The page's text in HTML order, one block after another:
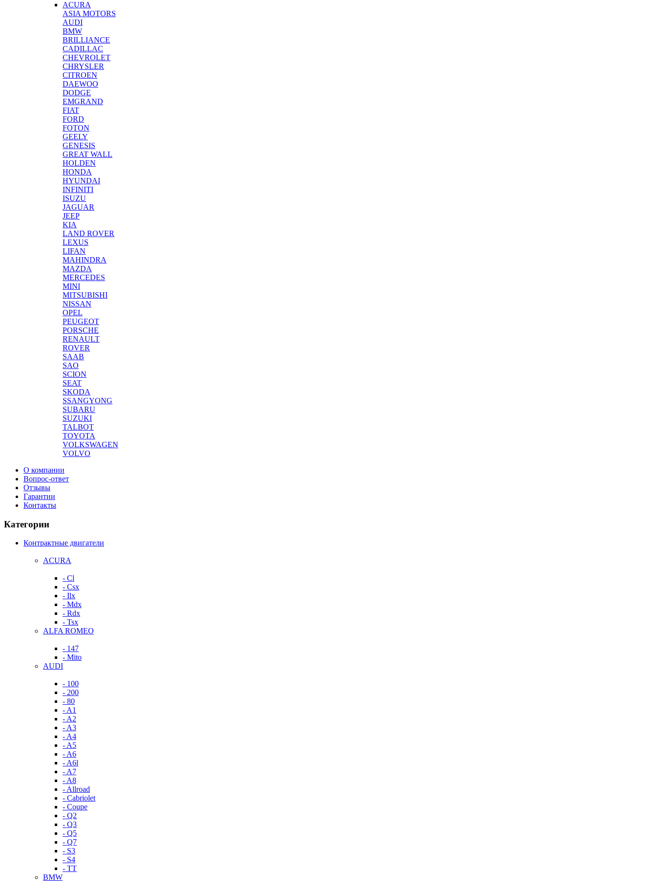
ACURA
ASIA MOTORS
AUDI
BMW
BRILLIANCE
CADILLAC
CHEVROLET
CHRYSLER
CITROEN
DAEWOO
DODGE
EMGRAND
FIAT
FORD
FOTON
GEELY
GENESIS
GREAT WALL
HOLDEN
HONDA
HYUNDAI
INFINITI
ISUZU
JAGUAR
JEEP
KIA
LAND ROVER
LEXUS
LIFAN
MAHINDRA
MAZDA
MERCEDES
MINI
MITSUBISHI
NISSAN
OPEL
PEUGEOT
PORSCHE
RENAULT
ROVER
SAAB
SAO
SCION
SEAT
SKODA
SSANGYONG
SUBARU
SUZUKI
TALBOT
TOYOTA
VOLKSWAGEN
VOLVO
О компании
Вопрос-ответ
Отзывы
Гарантии
Контакты
Категории
Контрактные двигатели
ACURA
- Cl
- Csx
- Ilx
- Mdx
- Rdx
- Tsx
ALFA ROMEO
- 147
- Mito
AUDI
- 100
- 200
- 80
- A1
- A2
- A3
- A4
- A5
- A6
- A6l
- A7
- A8
- Allroad
- Cabriolet
- Coupe
- Q2
- Q3
- Q5
- Q7
- S3
- S4
- TT
BMW